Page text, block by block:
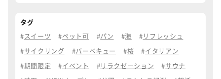
タグ
スイーツ ペット可 パン 海 リフレッシュ
サイクリング バーベキュー 桜 イタリアン
期間限定 イベント リラクゼーション サウナ